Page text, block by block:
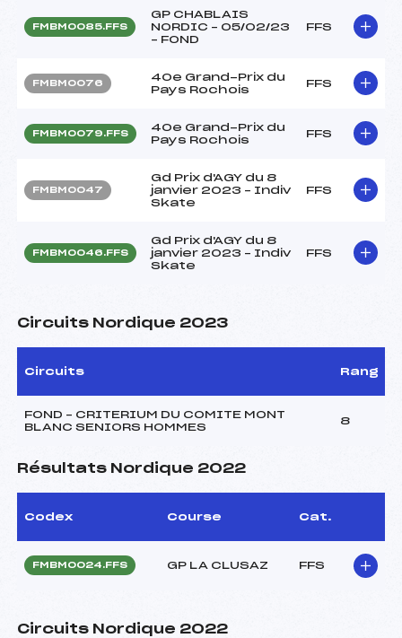
FMBM0085.FFS
GP CHABLAIS
NORDIC – 05/02/23
– FOND
FFS
FMBM0076
40e Grand-Prix du
Pays Rochois
FFS
FMBM0079.FFS
40e Grand-Prix du
Pays Rochois
FFS
FMBM0047
Gd Prix d'AGY du 8
janvier 2023 – Indiv
Skate
FFS
FMBM0046.FFS
Gd Prix d'AGY du 8
janvier 2023 – Indiv
Skate
FFS
Circuits Nordique 2023
Circuits Rang
FOND – CRITERIUM DU COMITE MONT
BLANC SENIORS HOMMES
8
Résultats Nordique 2022
Codex Course Cat.
FMBM0024.FFS GP LA CLUSAZ FFS
Circuits Nordique 2022